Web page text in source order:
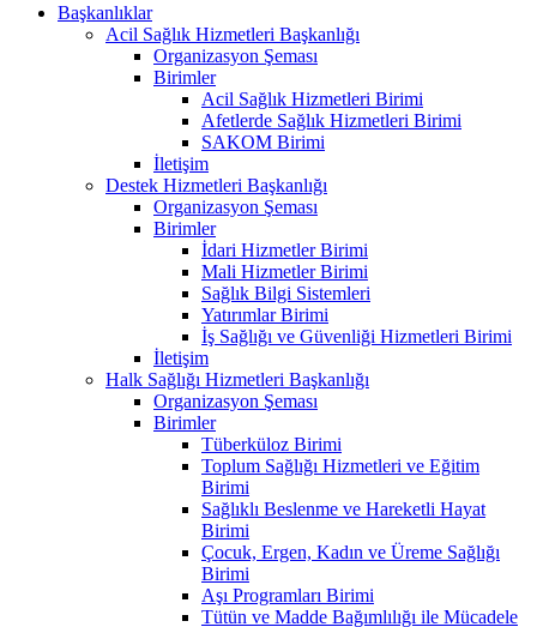
Başkanlıklar
Acil Sağlık Hizmetleri Başkanlığı
Organizasyon Şeması
Birimler
Acil Sağlık Hizmetleri Birimi
Afetlerde Sağlık Hizmetleri Birimi
SAKOM Birimi
İletişim
Destek Hizmetleri Başkanlığı
Organizasyon Şeması
Birimler
İdari Hizmetler Birimi
Mali Hizmetler Birimi
Sağlık Bilgi Sistemleri
Yatırımlar Birimi
İş Sağlığı ve Güvenliği Hizmetleri Birimi
İletişim
Halk Sağlığı Hizmetleri Başkanlığı
Organizasyon Şeması
Birimler
Tüberküloz Birimi
Toplum Sağlığı Hizmetleri ve Eğitim
Birimi
Sağlıklı Beslenme ve Hareketli Hayat
Birimi
Çocuk, Ergen, Kadın ve Üreme Sağlığı
Birimi
Aşı Programları Birimi
Tütün ve Madde Bağımlılığı ile Mücadele